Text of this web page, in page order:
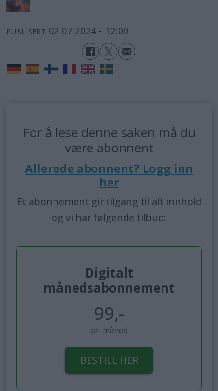
PUBLISERT 02.07.2024 - 12:00
For å lese denne saken må du
være abonnent
Allerede abonnent? Logg inn
her
Et abonnement gir tilgang til alt innhold
og vi har følgende tilbud:
Digitalt
månedsabonnement
99,-
pr. måned
BESTILL HER